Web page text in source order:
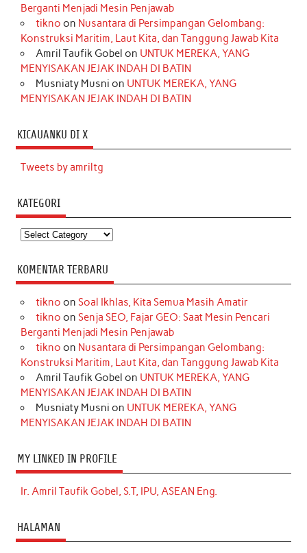
Berganti Menjadi Mesin Penjawab
tikno on Nusantara di Persimpangan Gelombang:
Konstruksi Maritim, Laut Kita, dan Tanggung Jawab Kita
Amril Taufik Gobel on UNTUK MEREKA, YANG
MENYISAKAN JEJAK INDAH DI BATIN
Musniaty Musni on UNTUK MEREKA, YANG
MENYISAKAN JEJAK INDAH DI BATIN
KICAUANKU DI X
Tweets by amriltg
KATEGORI
Kategori
KOMENTAR TERBARU
tikno on Soal Ikhlas, Kita Semua Masih Amatir
tikno on Senja SEO, Fajar GEO: Saat Mesin Pencari
Berganti Menjadi Mesin Penjawab
tikno on Nusantara di Persimpangan Gelombang:
Konstruksi Maritim, Laut Kita, dan Tanggung Jawab Kita
Amril Taufik Gobel on UNTUK MEREKA, YANG
MENYISAKAN JEJAK INDAH DI BATIN
Musniaty Musni on UNTUK MEREKA, YANG
MENYISAKAN JEJAK INDAH DI BATIN
MY LINKED IN PROFILE
Ir. Amril Taufik Gobel, S.T, IPU, ASEAN Eng.
HALAMAN